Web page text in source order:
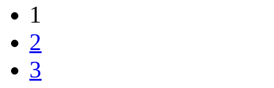
1
2
3